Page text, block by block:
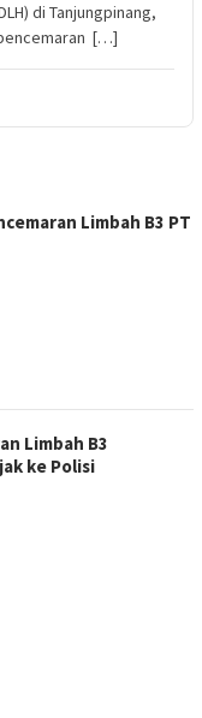
di Tanjungpinang,
[…]
Limbah B3 PT
Limbah B3
ke Polisi